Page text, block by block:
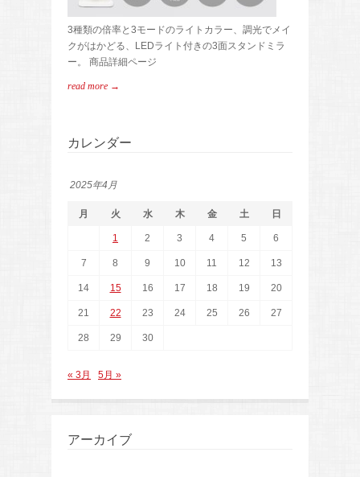
3種類の倍率と3モードのライトカラー、調光でメイ
クがはかどる、LEDライト付きの3面スタンドミラ
ー。 商品詳細ページ
read more →
カレンダー
2025年4月
月 火 水 木 金 土 日
1 2 3 4 5 6
7 8 9 10 11 12 13
14 15 16 17 18 19 20
21 22 23 24 25 26 27
28 29 30
« 3月 5月 »
アーカイブ